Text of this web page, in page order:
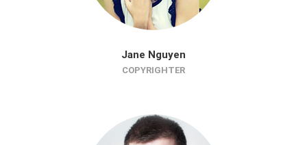
Jane Nguyen
COPYRIGHTER